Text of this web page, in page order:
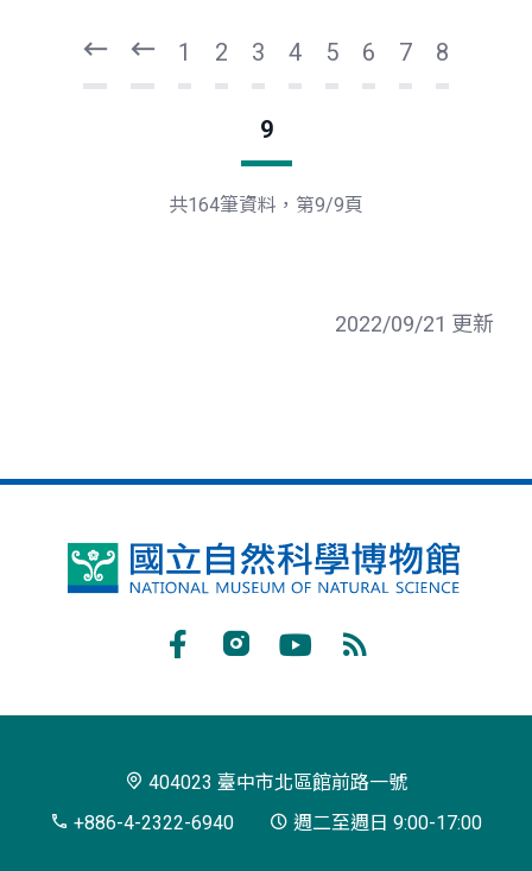
1 2 3 4 5 6 7 8
9
共164筆資料，第9/9頁
2022/09/21 更新
國
博
閱
404023 臺中市北區館前路一號
+886-4-2322-6940
週二至週日 9:00-17:00